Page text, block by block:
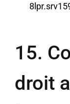
15.
droit